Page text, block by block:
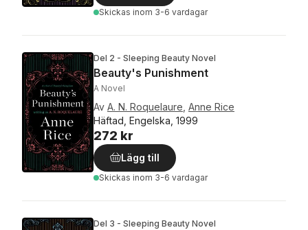
Skickas inom 3-6 vardagar
Del 2 - Sleeping Beauty Novel
Beauty's Punishment
A Novel
Av A. N. Roquelaure Anne Rice
Häftad, Engelska, 1999
272 kr
Lägg till
Skickas inom 3-6 vardagar
Del 3 - Sleeping Beauty Novel